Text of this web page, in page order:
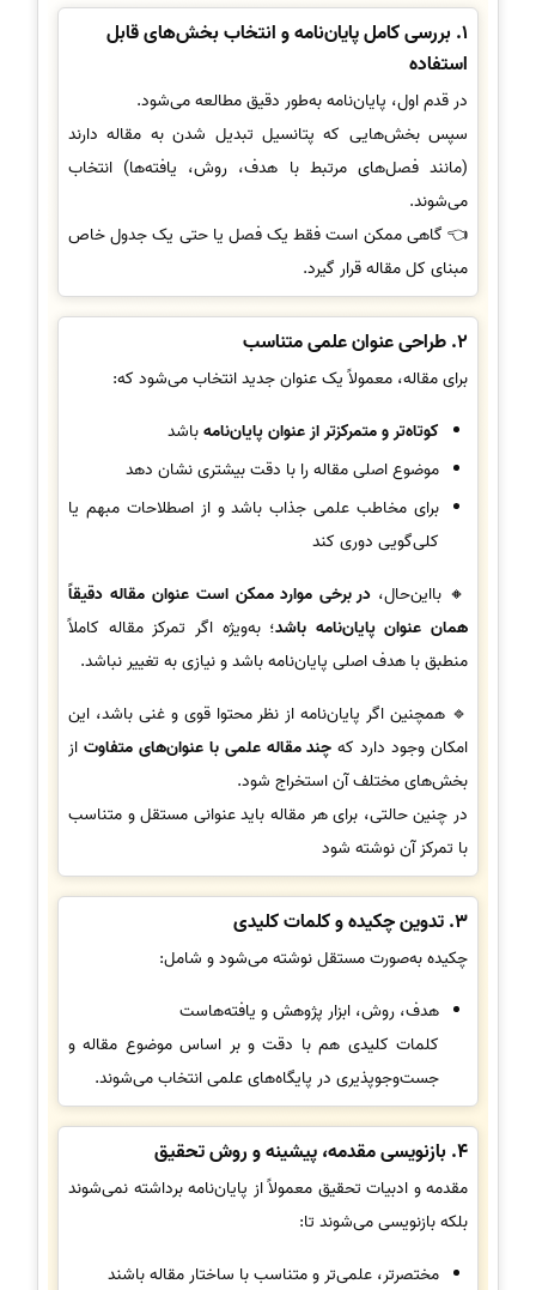
1. بررسی کامل پایان‌نامه و انتخاب بخش‌های قابل
استفاده
در قدم اول، پایان‌نامه به‌طور دقیق مطالعه می‌شود.
سپس بخش‌هایی که پتانسیل تبدیل شدن به مقاله دارند
(مانند فصل‌های مرتبط با هدف، روش، یافته‌ها) انتخاب
می‌شوند.
👈 گاهی ممکن است فقط یک فصل یا حتی یک جدول خاص
مبنای کل مقاله قرار گیرد.
2. طراحی عنوان علمی متناسب
برای مقاله، معمولاً یک عنوان جدید انتخاب می‌شود که:
کوتاه‌تر و متمرکزتر از عنوان پایان‌نامهباشد
موضوع اصلی مقاله را با دقت بیشتری نشان دهد
برای مخاطب علمی جذاب باشد و از اصطلاحات مبهم یا
کلی‌گویی دوری کند
🔸 بااین‌حال، در برخی موارد ممکن است عنوان مقاله دقیقاً
همان عنوان پایان‌نامه باشد؛ به‌ویژه اگر تمرکز مقاله کاملاً
منطبق با هدف اصلی پایان‌نامه باشد و نیازی به تغییر نباشد.
🔹 همچنین اگر پایان‌نامه از نظر محتوا قوی و غنی باشد، این
امکان وجود دارد که چند مقاله علمی با عنوان‌های متفاوت از
بخش‌های مختلف آن استخراج شود.
در چنین حالتی، برای هر مقاله باید عنوانی مستقل و متناسب
با تمرکز آن نوشته شود
3. تدوین چکیده و کلمات کلیدی
چکیده به‌صورت مستقل نوشته می‌شود و شامل:
هدف، روش، ابزار پژوهش و یافته‌هاست
کلمات کلیدی هم با دقت و بر اساس موضوع مقاله و
جست‌وجوپذیری در پایگاه‌های علمی انتخاب می‌شوند.
4. بازنویسی مقدمه، پیشینه و روش تحقیق
مقدمه و ادبیات تحقیق معمولاً از پایان‌نامه برداشته نمی‌شوند
بلکه بازنویسی می‌شوند تا:
مختصرتر، علمی‌تر و متناسب با ساختار مقاله باشند